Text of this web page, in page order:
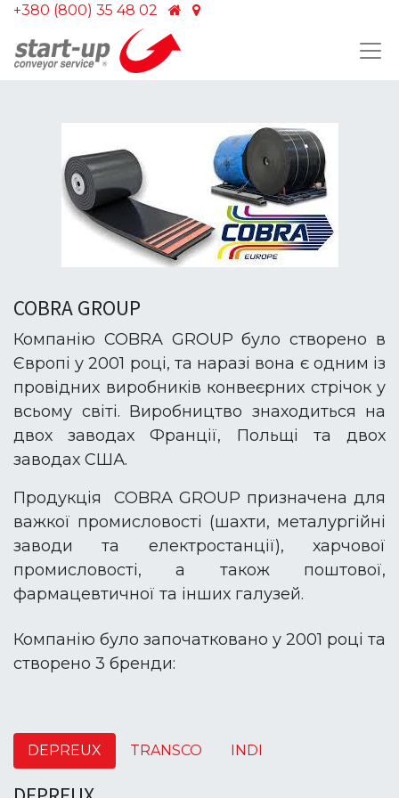
+380 (800) 35 48 02
COBRA GROUP
Компанію COBRA GROUP було створено в
Європі у 2001 році, та наразі вона є одним із
провідних виробників конвеєрних стрічок у
всьому світі. Виробництво знаходиться на
двох заводах Франції, Польщі та двох
заводах США.
Продукція COBRA GROUP призначена для
важкої промисловості (шахти, металургійні
заводи та електростанції), харчової
промисловості, а також поштової,
фармацевтичної та інших галузей.
Компанію було започатковано у 2001 році та
створено 3 бренди:
DEPREUX TRANSCO INDI